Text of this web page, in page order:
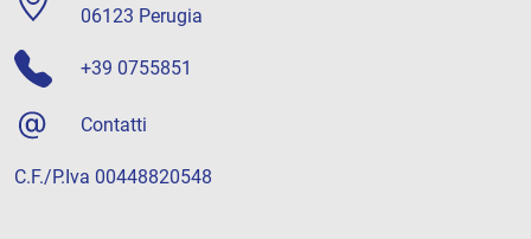
06123 Perugia
+39 0755851
Contatti
C.F./P.Iva 00448820548